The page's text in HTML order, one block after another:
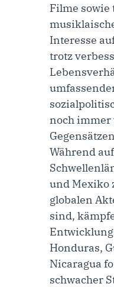
Filme sowie
Interesse
trotz
noch immer
Während
und Mexiko
globalen
sind,
Honduras,
Nicaragua
schwacher